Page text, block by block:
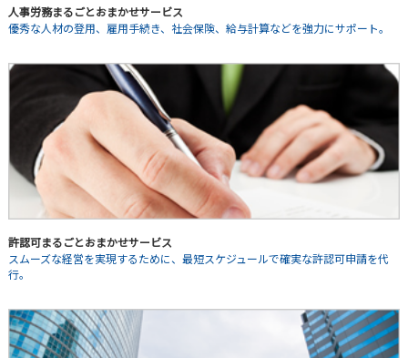
人事労務まるごとおまかせサービス
優秀な人材の登用、雇用手続き、社会保険、給与計算などを強力にサポート。
許認可まるごとおまかせサービス
スムーズな経営を実現するために、最短スケジュールで確実な許認可申請を代
行。